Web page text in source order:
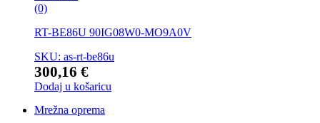
(0)
RT-BE86U 90IG08W0-MO9A0V
SKU: as-rt-be86u
300,16 €
Dodaj u košaricu
Mrežna oprema